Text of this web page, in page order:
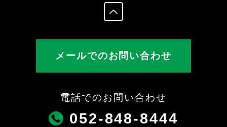
メールでのお問い合わせ
電話でのお問い合わせ
052-848-8444